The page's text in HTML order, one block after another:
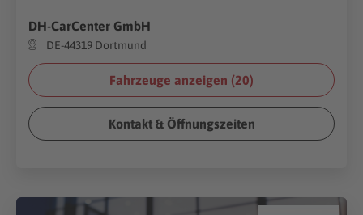
DH-CarCenter GmbH
DE-44319 Dortmund
Fahrzeuge anzeigen (20)
Kontakt & Öffnungszeiten